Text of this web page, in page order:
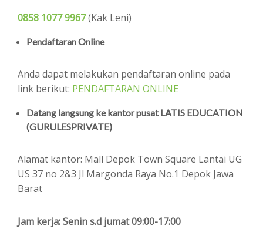
0858 1077 9967(Kak Leni)
Pendaftaran Online
Anda dapat melakukan pendaftaran online pada
link berikut: PENDAFTARAN ONLINE
Datang langsung ke kantor pusat LATIS EDUCATION
(GURULESPRIVATE)
Alamat kantor: Mall Depok Town Square Lantai UG
US 37 no 2&3 Jl Margonda Raya No.1 Depok Jawa
Barat
Jam kerja: Senin s.d jumat 09:00-17:00